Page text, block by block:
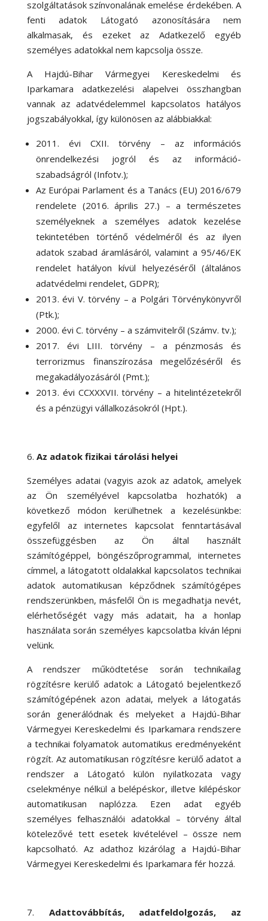
szolgáltatások színvonalának emelése érdekében. A
fenti adatok Látogató azonosítására nem
alkalmasak, és ezeket az Adatkezelő egyéb
személyes adatokkal nem kapcsolja össze.
A Hajdú-Bihar Vármegyei Kereskedelmi és
Iparkamara adatkezelési alapelvei összhangban
vannak az adatvédelemmel kapcsolatos hatályos
jogszabályokkal, így különösen az alábbiakkal:
2011. évi CXII. törvény – az információs
önrendelkezési jogról és az információ-
szabadságról (Infotv.);
Az Európai Parlament és a Tanács (EU) 2016/679
rendelete (2016. április 27.) – a természetes
személyeknek a személyes adatok kezelése
tekintetében történő védelméről és az ilyen
adatok szabad áramlásáról, valamint a 95/46/EK
rendelet hatályon kívül helyezéséről (általános
adatvédelmi rendelet, GDPR);
2013. évi V. törvény – a Polgári Törvénykönyvről
(Ptk.);
2000. évi C. törvény – a számvitelről (Számv. tv.);
2017. évi LIII. törvény – a pénzmosás és
terrorizmus finanszírozása megelőzéséről és
megakadályozásáról (Pmt.);
2013. évi CCXXXVII. törvény – a hitelintézetekről
és a pénzügyi vállalkozásokról (Hpt.).
Az adatok fizikai tárolási helyei
Személyes adatai (vagyis azok az adatok, amelyek
az Ön személyével kapcsolatba hozhatók) a
következő módon kerülhetnek a kezelésünkbe:
egyfelől az internetes kapcsolat fenntartásával
összefüggésben az Ön által használt
számítógéppel, böngészőprogrammal, internetes
címmel, a látogatott oldalakkal kapcsolatos technikai
adatok automatikusan képződnek számítógépes
rendszerünkben, másfelől Ön is megadhatja nevét,
elérhetőségét vagy más adatait, ha a honlap
használata során személyes kapcsolatba kíván lépni
velünk.
A rendszer működtetése során technikailag
rögzítésre kerülő adatok: a Látogató bejelentkező
számítógépének azon adatai, melyek a látogatás
során generálódnak és melyeket a Hajdú-Bihar
Vármegyei Kereskedelmi és Iparkamara rendszere
a technikai folyamatok automatikus eredményeként
rögzít. Az automatikusan rögzítésre kerülő adatot a
rendszer a Látogató külön nyilatkozata vagy
cselekménye nélkül a belépéskor, illetve kilépéskor
automatikusan naplózza. Ezen adat egyéb
személyes felhasználói adatokkal – törvény által
kötelezővé tett esetek kivételével – össze nem
kapcsolható. Az adathoz kizárólag a Hajdú-Bihar
Vármegyei Kereskedelmi és Iparkamara fér hozzá.
Adattovábbítás, adatfeldolgozás, az